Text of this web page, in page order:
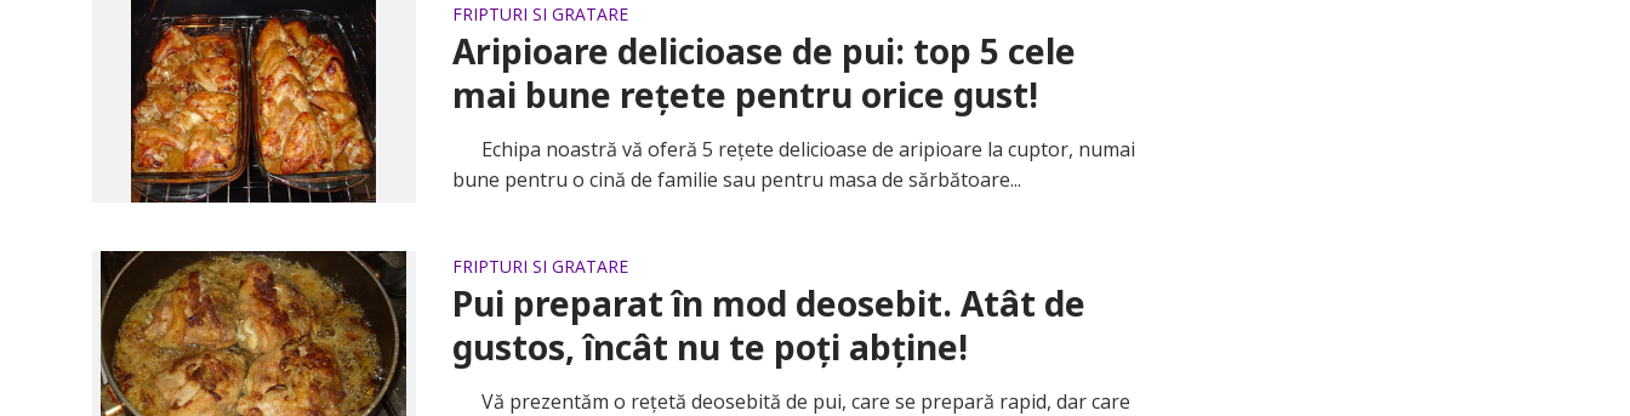
FRIPTURI SI GRATARE
Aripioare delicioase de pui: top 5 cele
mai bune rețete pentru orice gust!
Echipa noastră vă oferă 5 rețete delicioase de aripioare la cuptor, numai
bune pentru o cină de familie sau pentru masa de sărbătoare...
FRIPTURI SI GRATARE
Pui preparat în mod deosebit. Atât de
gustos, încât nu te poți abține!
Vă prezentăm o rețetă deosebită de pui, care se prepară rapid, dar care